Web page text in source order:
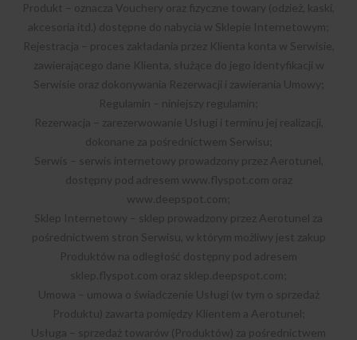
Produkt – oznacza Vouchery oraz fizyczne towary (odzież, kaski,
akcesoria itd.) dostępne do nabycia w Sklepie Internetowym;
Rejestracja – proces zakładania przez Klienta konta w Serwisie,
zawierającego dane Klienta, służące do jego identyfikacji w
Serwisie oraz dokonywania Rezerwacji i zawierania Umowy;
Regulamin – niniejszy regulamin;
Rezerwacja – zarezerwowanie Usługi i terminu jej realizacji,
dokonane za pośrednictwem Serwisu;
Serwis – serwis internetowy prowadzony przez Aerotunel,
dostępny pod adresem www.flyspot.com oraz
www.deepspot.com;
Sklep Internetowy – sklep prowadzony przez Aerotunel za
pośrednictwem stron Serwisu, w którym możliwy jest zakup
Produktów na odległość dostępny pod adresem
sklep.flyspot.com oraz sklep.deepspot.com;
Umowa – umowa o świadczenie Usługi (w tym o sprzedaż
Produktu) zawarta pomiędzy Klientem a Aerotunel;
Usługa – sprzedaż towarów (Produktów) za pośrednictwem